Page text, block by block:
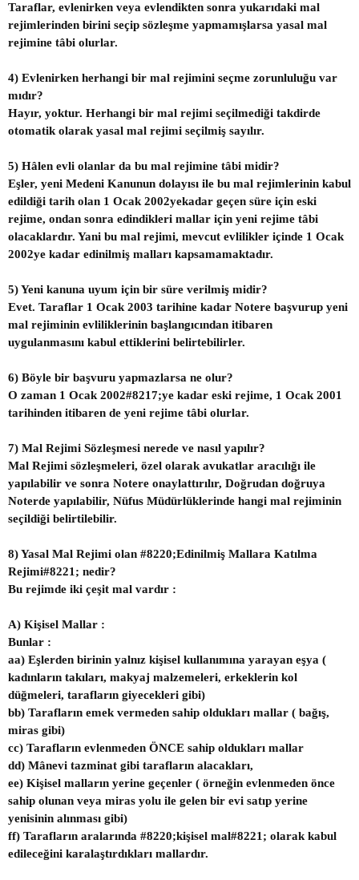
Taraflar, evlenirken veya evlendikten sonra yukarıdaki mal
rejimlerinden birini seçip sözleşme yapmamışlarsa yasal mal
rejimine tâbi olurlar.
4) Evlenirken herhangi bir mal rejimini seçme zorunluluğu var
mıdır?
Hayır, yoktur. Herhangi bir mal rejimi seçilmediği takdirde
otomatik olarak yasal mal rejimi seçilmiş sayılır.
5) Hâlen evli olanlar da bu mal rejimine tâbi midir?
Eşler, yeni Medeni Kanunun dolayısı ile bu mal rejimlerinin kabul
edildiği tarih olan 1 Ocak 2002yekadar geçen süre için eski
rejime, ondan sonra edindikleri mallar için yeni rejime tâbi
olacaklardır. Yani bu mal rejimi, mevcut evlilikler içinde 1 Ocak
2002ye kadar edinilmiş malları kapsamamaktadır.
5) Yeni kanuna uyum için bir süre verilmiş midir?
Evet. Taraflar 1 Ocak 2003 tarihine kadar Notere başvurup yeni
mal rejiminin evliliklerinin başlangıcından itibaren
uygulanmasını kabul ettiklerini belirtebilirler.
6) Böyle bir başvuru yapmazlarsa ne olur?
O zaman 1 Ocak 2002#8217;ye kadar eski rejime, 1 Ocak 2001
tarihinden itibaren de yeni rejime tâbi olurlar.
7) Mal Rejimi Sözleşmesi nerede ve nasıl yapılır?
Mal Rejimi sözleşmeleri, özel olarak avukatlar aracılığı ile
yapılabilir ve sonra Notere onaylattırılır, Doğrudan doğruya
Noterde yapılabilir, Nüfus Müdürlüklerinde hangi mal rejiminin
seçildiği belirtilebilir.
8) Yasal Mal Rejimi olan #8220;Edinilmiş Mallara Katılma
Rejimi#8221; nedir?
Bu rejimde iki çeşit mal vardır :
A) Kişisel Mallar :
Bunlar :
aa) Eşlerden birinin yalnız kişisel kullanımına yarayan eşya (
kadınların takıları, makyaj malzemeleri, erkeklerin kol
düğmeleri, tarafların giyecekleri gibi)
bb) Tarafların emek vermeden sahip oldukları mallar ( bağış,
miras gibi)
cc) Tarafların evlenmeden ÖNCE sahip oldukları mallar
dd) Mânevi tazminat gibi tarafların alacakları,
ee) Kişisel malların yerine geçenler ( örneğin evlenmeden önce
sahip olunan veya miras yolu ile gelen bir evi satıp yerine
yenisinin alınması gibi)
ff) Tarafların aralarında #8220;kişisel mal#8221; olarak kabul
edileceğini karalaştırdıkları mallardır.